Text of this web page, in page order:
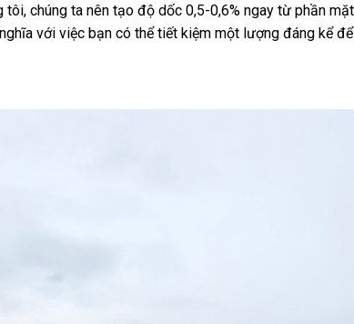
chúng ta nên tạo độ dốc 0,5-0,6% ngay từ phần
với việc bạn có thể tiết kiệm một lượng đáng kể